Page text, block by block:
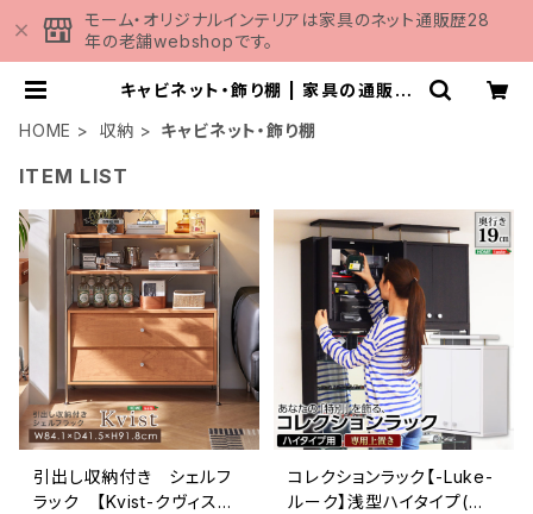
モーム・オリジナルインテリアは家具のネット通販歴28
年の老舗webshopです。
キャビネット・飾り棚 | 家具の通販専
HOME
収納 キャビネット・飾り棚
ITEM LIST
引出し収納付き シェルフ
ラック 【Kvist-クヴィス
コレクションラック【-Luke-
ルーク】浅型ハイタイプ(専